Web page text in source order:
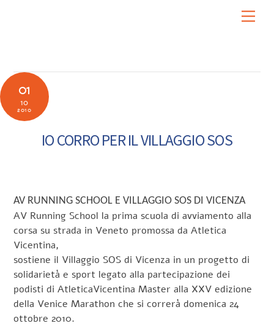
01
10
2010
IO CORRO PER IL VILLAGGIO SOS
AV RUNNING SCHOOL E VILLAGGIO SOS DI VICENZA
AV Running School la prima scuola di avviamento alla
corsa su strada in Veneto promossa da Atletica
Vicentina,
sostiene il Villaggio SOS di Vicenza in un progetto di
solidarietà e sport legato alla partecipazione dei
podisti di AtleticaVicentina Master alla XXV edizione
della Venice Marathon che si correrà domenica 24
ottobre 2010.